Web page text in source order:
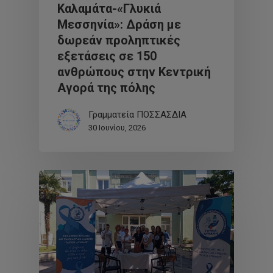
Καλαμάτα-«Γλυκιά
Μεσσηνία»: Δράση με
δωρεάν προληπτικές
εξετάσεις σε 150
ανθρώπους στην Κεντρική
Αγορά της πόλης
Γραμματεία ΠΟΣΣΑΣΔΙΑ
30 Ιουνίου, 2026